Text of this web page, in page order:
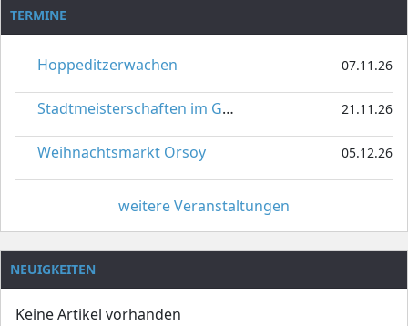
TERMINE
Hoppeditzerwachen 07.11.26
Stadtmeisterschaften im Gardetanz 21.11.26
Weihnachtsmarkt Orsoy 05.12.26
weitere Veranstaltungen
NEUIGKEITEN
Keine Artikel vorhanden